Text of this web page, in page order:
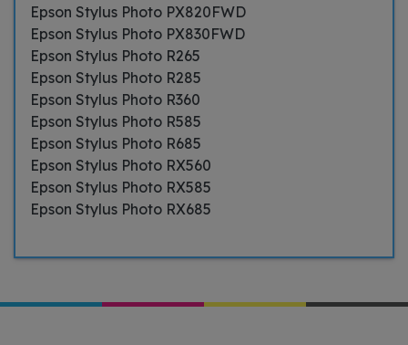
Epson Stylus Photo PX820FWD
Epson Stylus Photo PX830FWD
Epson Stylus Photo R265
Epson Stylus Photo R285
Epson Stylus Photo R360
Epson Stylus Photo R585
Epson Stylus Photo R685
Epson Stylus Photo RX560
Epson Stylus Photo RX585
Epson Stylus Photo RX685